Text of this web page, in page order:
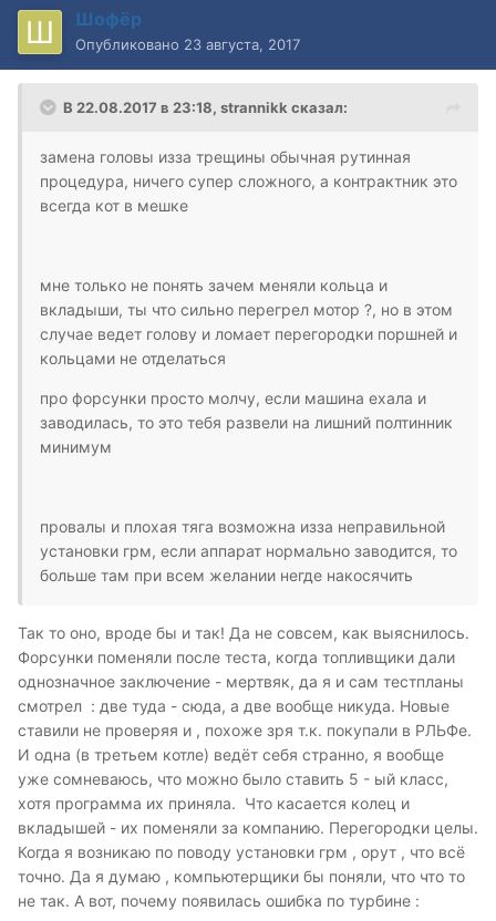
Шофёр
Опубликовано 23 августа, 2017
В 22.08.2017 в 23:18, strannikk сказал:
замена головы изза трещины обычная рутинная
процедура, ничего супер сложного, а контрактник это
всегда кот в мешке
мне только не понять зачем меняли кольца и
вкладыши, ты что сильно перегрел мотор ?, но в этом
случае ведет голову и ломает перегородки поршней и
кольцами не отделаться
про форсунки просто молчу, если машина ехала и
заводилась, то это тебя развели на лишний полтинник
минимум
провалы и плохая тяга возможна изза неправильной
установки грм, если аппарат нормально заводится, то
больше там при всем желании негде накосячить
Так то оно, вроде бы и так! Да не совсем, как выяснилось.
Форсунки поменяли после теста, когда топливщики дали
однозначное заключение - мертвяк, да я и сам тестпланы
смотрел : две туда - сюда, а две вообще никуда. Новые
ставили не проверяя и , похоже зря т.к. покупали в РЛЬФе.
И одна (в третьем котле) ведёт себя странно, я вообще
уже сомневаюсь, что можно было ставить 5 - ый класс,
хотя программа их приняла. Что касается колец и
вкладышей - их поменяли за компанию. Перегородки целы.
Когда я возникаю по поводу установки грм , орут , что всё
точно. Да я думаю , компьютерщики бы поняли, что что то
не так. А вот, почему появилась ошибка по турбине :